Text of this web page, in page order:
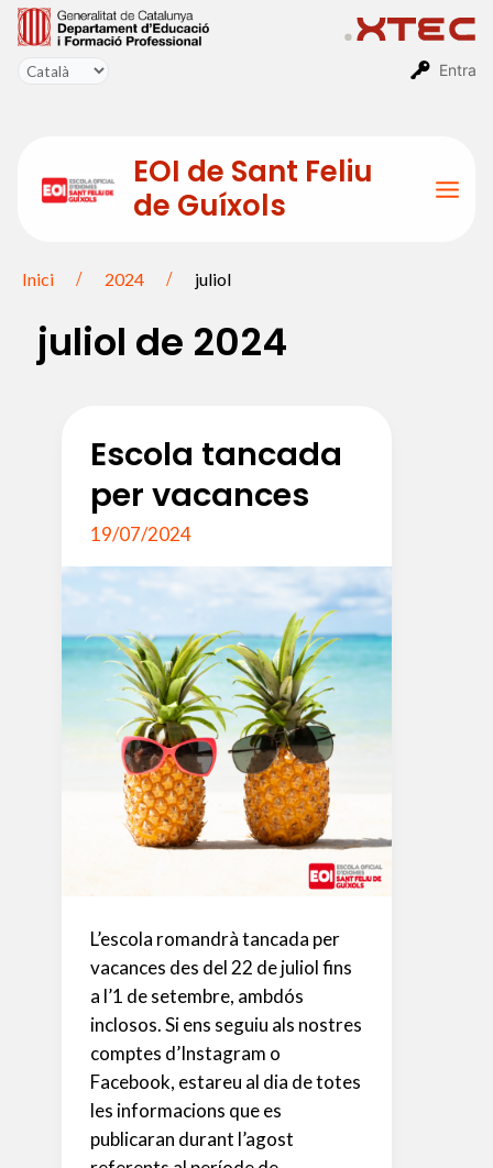
Entra
Vés
contingut
EOI de Sant Feliu
de Guíxols
Inici 2024 juliol
juliol de 2024
Escola tancada
per vacances
19/07/2024
L’escola romandrà tancada per
vacances des del 22 de juliol fins
a l’1 de setembre, ambdós
inclosos. Si ens seguiu als nostres
comptes d’Instagram o
Facebook, estareu al dia de totes
les informacions que es
publicaran durant l’agost